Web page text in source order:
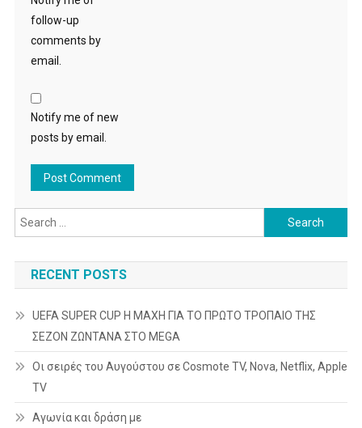
follow-up
comments by
email.
Notify me of new
posts by email.
Search
for:
RECENT POSTS
UEFA SUPER CUP Η ΜΑΧΗ ΓΙΑ ΤΟ ΠΡΩΤΟ ΤΡΟΠΑΙΟ ΤΗΣ
ΣΕΖΟΝ ΖΩΝΤΑΝΑ ΣΤΟ MEGA
Οι σειρές του Αυγούστου σε Cosmote TV, Nova, Netflix, Apple
TV
Αγωνία και δράση με